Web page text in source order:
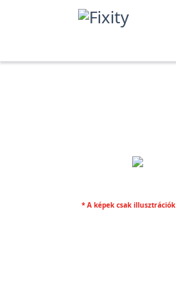
* A képek csak illusztrációk